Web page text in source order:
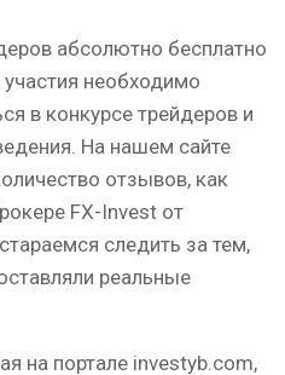
абсолютно бесплатно
необходимо
в конкурсе трейдеров и
На нашем сайте
отзывов, как
FX-Invest от
следить за тем,
реальные
на портале investyb.com,